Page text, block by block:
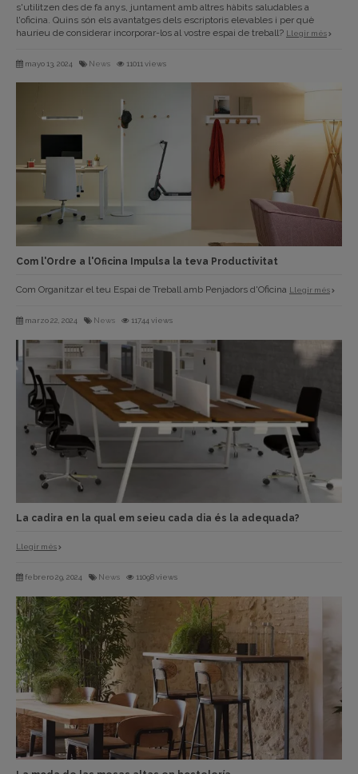
s'utilitzen des de fa anys, juntament amb altres hàbits saludables a
l'oficina. Quins són els avantatges dels escriptoris elevables i per què
hauríeu de considerar incorporar-los al vostre espai de treball? Llegir més
mayo 13, 2024 News 11011 views
Com l'Ordre a l'Oficina Impulsa la teva Productivitat
Com Organitzar el teu Espai de Treball amb Penjadors d'Oficina Llegir més
marzo 22, 2024 News 11744 views
La cadira en la qual em seieu cada dia és la adequada?
Llegir més
febrero 29, 2024 News 11098 views